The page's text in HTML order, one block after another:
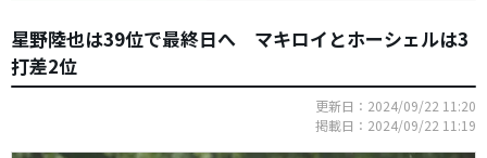
星野陸也は39位で最終日へ マキロイとホーシェルは3
打差2位
更新日：2024/09/22 11:20
掲載日：2024/09/22 11:19